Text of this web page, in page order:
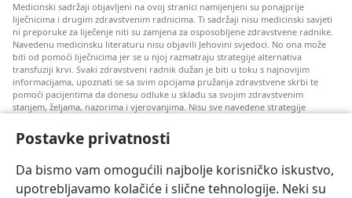
Postavke privatnosti
Da bismo vam omogućili najbolje korisničko iskustvo,
upotrebljavamo kolačiće i slične tehnologije. Neki su
Medicinski sadržaji objavljeni na ovoj stranici namijenjeni su ponajprije
liječnicima i drugim zdravstvenim radnicima. Ti sadržaji nisu medicinski savjeti
ni preporuke za liječenje niti su zamjena za osposobljene zdravstvene radnike.
Navedenu medicinsku literaturu nisu objavili Jehovini svjedoci. No ona može
biti od pomoći liječnicima jer se u njoj razmatraju strategije alternativa
transfuziji krvi. Svaki zdravstveni radnik dužan je biti u toku s najnovijim
informacijama, upoznati se sa svim opcijama pružanja zdravstvene skrbi te
pomoći pacijentima da donesu odluke u skladu sa svojim zdravstvenim
stanjem, željama, nazorima i vjerovanjima. Nisu sve navedene strategije
Napomena pacijentima: Ako trebate savjet oko svog zdravstvenog stanja i
radnicima. Pomoć liječnika zatražite ako sumnjate da ste oboljeli.
Korištenje ove stranice podliježe uvjetima korištenja.